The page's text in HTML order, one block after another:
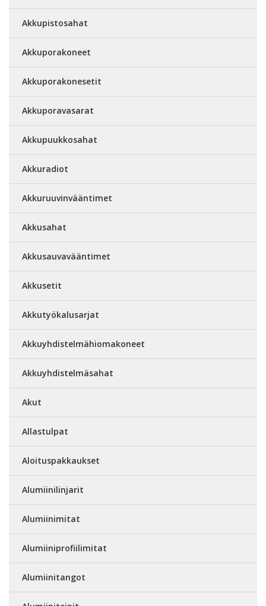
Akkupistosahat
Akkuporakoneet
Akkuporakonesetit
Akkuporavasarat
Akkupuukkosahat
Akkuradiot
Akkuruuvinvääntimet
Akkusahat
Akkusauvavääntimet
Akkusetit
Akkutyökalusarjat
Akkuyhdistelmähiomakoneet
Akkuyhdistelmäsahat
Akut
Allastulpat
Aloituspakkaukset
Alumiinilinjarit
Alumiinimitat
Alumiiniprofiilimitat
Alumiinitangot